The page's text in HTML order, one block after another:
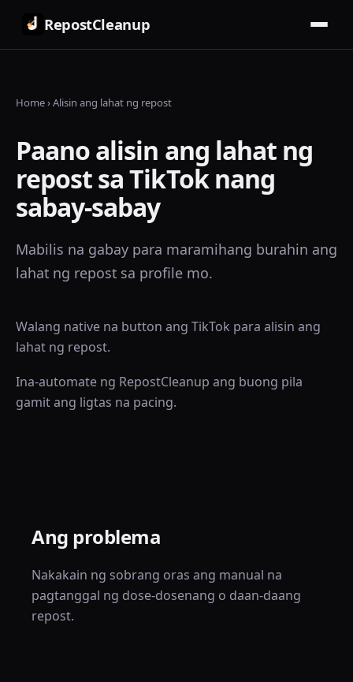
RepostCleanup
Home›Alisin ang lahat ng repost
Paano alisin ang lahat ng
repost sa TikTok nang
sabay-sabay
Mabilis na gabay para maramihang burahin ang
lahat ng repost sa profile mo.
Walang native na button ang TikTok para alisin ang
lahat ng repost.
Ina-automate ng RepostCleanup ang buong pila
gamit ang ligtas na pacing.
Ang problema
Nakakain ng sobrang oras ang manual na
pagtanggal ng dose-dosenang o daan-daang
repost.